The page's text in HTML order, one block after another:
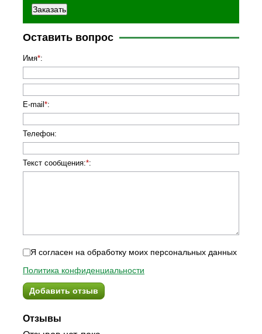
Оставить вопрос
Имя*:
E-mail *:
Телефон:
Текст сообщения:*:
Я согласен на обработку моих персональных данных
Политика конфиденциальности
Добавить отзыв
Отзывы